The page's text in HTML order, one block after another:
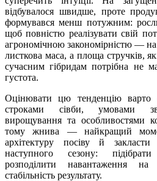
відбувалося швидше, проте
формувався менш потужним:
щоб повністю реалізувати свій
агрономічною закономірністю —
листкова маса, а площа стручків,
сучасним гібридам потрібна не
густота.
Оцінювати цю тенденцію
строками сівби, умовами
вирощування та особливостями
тому жнива — найкращий
архітектуру посіву й
наступного сезону:
розподілити навантаження
стабільність результату.